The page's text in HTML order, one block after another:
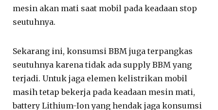
mesin akan mati saat mobil pada keadaan stop
seutuhnya.
Sekarang ini, konsumsi BBM juga terpangkas
seutuhnya karena tidak ada supply BBM yang
terjadi. Untuk jaga elemen kelistrikan mobil
masih tetap bekerja pada keadaan mesin mati,
battery Lithium-Ion yang hendak jaga konsumsi